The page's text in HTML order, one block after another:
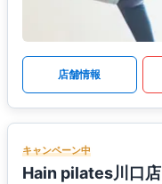
店舗情報
キャンペーン中
Hain pilates川口店